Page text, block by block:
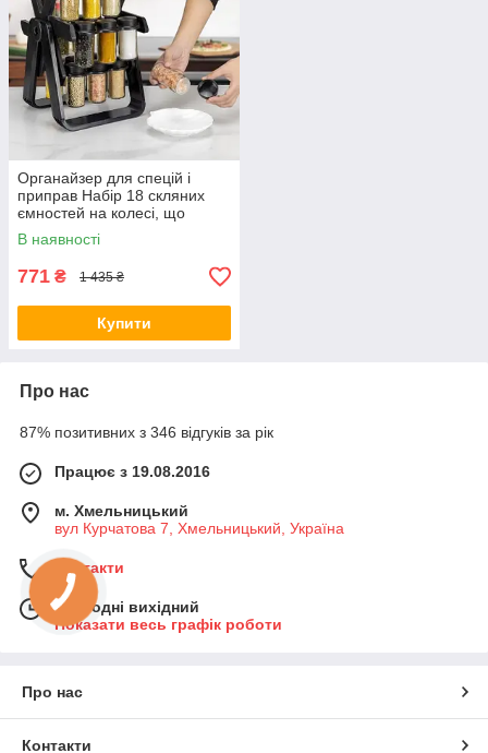
Органайзер для спецій і
приправ Набір 18 скляних
ємностей на колесі, що
обертається Підставка для
спецій AF-38
В наявності
771 ₴ 1 435 ₴
Купити
Про нас
87% позитивних з 346 відгуків за рік
Працює з 19.08.2016
м. Хмельницький
вул Курчатова 7, Хмельницький, Україна
Контакти
Сьогодні вихідний
Показати весь графік роботи
Про нас
Контакти